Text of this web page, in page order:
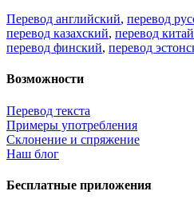
Перевод английский, перевод
перевод казахский, перевод
перевод финский, перевод
Возможности
Перевод текста
Примеры употребления
Склонение и спряжение
Наш блог
Бесплатные приложения